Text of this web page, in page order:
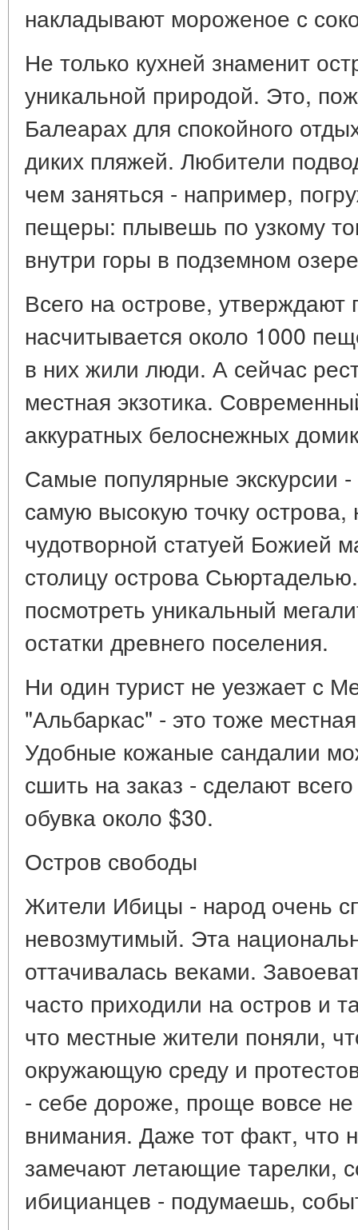
накладывают мороженое с
Не только кухней знаменит
уникальной природой. Это,
Балеарах для спокойного
диких пляжей. Любители
чем заняться - например,
пещеры: плывешь по узкому
внутри горы в подземном
Всего на острове, утверждают
насчитывается около 1000
в них жили люди. А сейчас
местная экзотика.
аккуратных белоснежных
Самые популярные экскурсии
самую высокую точку острова,
чудотворной статуей Божией
столицу острова
посмотреть уникальный
остатки древнего поселения.
Ни один турист не уезжает с
"Альбаркас" - это тоже
Удобные кожаные сандалии
сшить на заказ - сделают
обувка около $30.
Остров свободы
Жители Ибицы - народ очень
невозмутимый. Эта
оттачивалась веками.
часто приходили на остров и
что местные жители поняли,
окружающую среду и
- себе дороже, проще вовсе
внимания. Даже тот факт, что
замечают летающие тарелки,
ибицианцев - подумаешь,